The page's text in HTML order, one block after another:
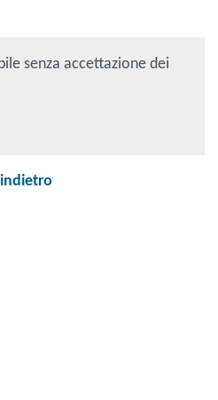
senza accettazione dei
indietro